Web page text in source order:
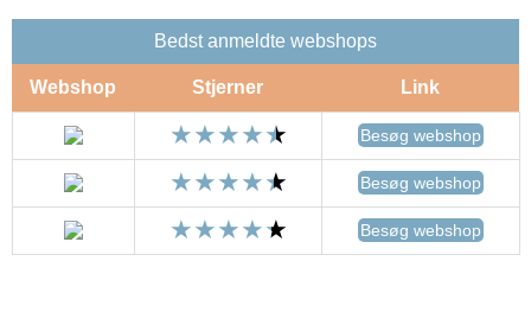
Bedst anmeldte webshops
Webshop Stjerner Link
Besøg webshop
Besøg webshop
Besøg webshop